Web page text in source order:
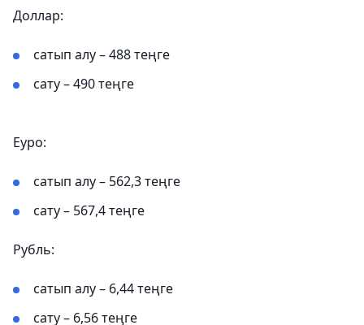
Доллар:
сатып алу – 488 теңге
сату – 490 теңге
Еуро:
сатып алу – 562,3 теңге
сату – 567,4 теңге
Рубль:
сатып алу – 6,44 теңге
сату – 6,56 теңге